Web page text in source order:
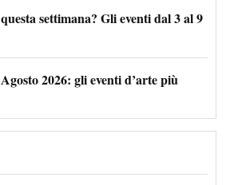
settimana? Gli eventi dal 3 al 9
2026: gli eventi d’arte più